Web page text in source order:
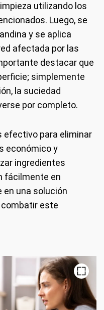
utilizando los
Luego, se
y se aplica
afectada por las
destacar que
simplemente
la suciedad
por completo.
efectivo para eliminar
económico y
ingredientes
fácilmente en
en una solución
este